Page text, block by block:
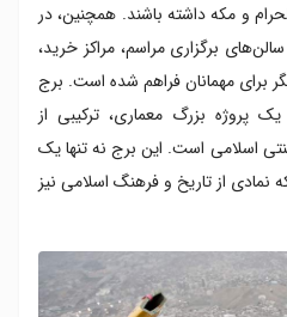
و مکه داشته باشند. همچنین، در
برگزاری مراسم، مراکز خرید،
برای مهمانان فراهم شده است. برج
پروژه بزرگ معماری، ترکیبی از
اسلامی است. این برج نه تنها یک
از تاریخ و فرهنگ اسلامی نیز